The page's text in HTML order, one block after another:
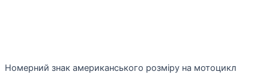
Номерний знак американського розміру на мотоцикл